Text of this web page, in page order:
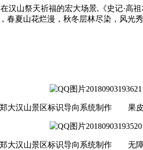
汉山祭天祈福的宏大场景,《史记·高
夏山花烂漫，秋冬层林尽染，风光
大汉山景区标识导向系统制作 果皮
大汉山景区标识导向系统制作 无